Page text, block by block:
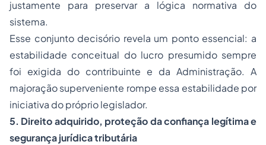
justamente para preservar a lógica normativa do
sistema.
Esse conjunto decisório revela um ponto essencial: a
estabilidade conceitual do lucro presumido sempre
foi exigida do contribuinte e da Administração. A
majoração superveniente rompe essa estabilidade por
iniciativa do próprio legislador.
5. Direito adquirido, proteção da confiança legítima e
segurança jurídica tributária